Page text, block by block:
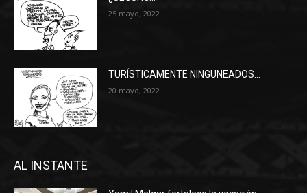
25 mayo, 2022
TURÍSTICAMENTE NINGUNEADOS…
20 mayo, 2022
AL INSTANTE